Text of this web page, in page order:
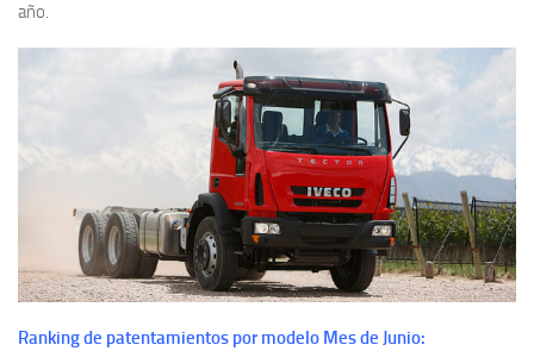
año.
Ranking de patentamientos por modelo Mes de Junio: